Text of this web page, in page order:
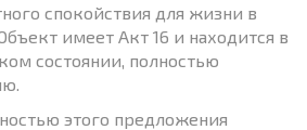
спокойствия для жизни в
имеет Акт 16 и находится в
состоянии, полностью
этого предложения